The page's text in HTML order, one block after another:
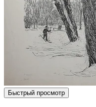
Быстрый просмотр